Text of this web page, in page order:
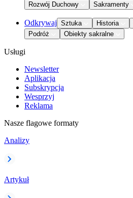
Rozwój Duchowy
Sakramenty
Odkrywaj Sztuka Historia
Podróż
Obiekty sakralne
Usługi
Newsletter
Aplikacja
Subskrypcja
Wesprzyj
Reklama
Nasze flagowe formaty
Analizy
Artykuł